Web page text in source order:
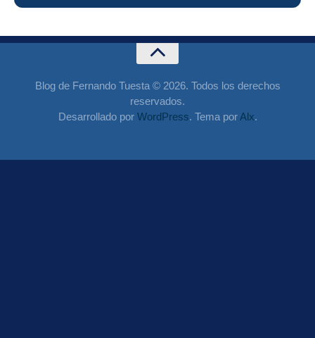
Blog de Fernando Tuesta © 2026. Todos los derechos
reservados.
Desarrollado por WordPress. Tema porAlx.